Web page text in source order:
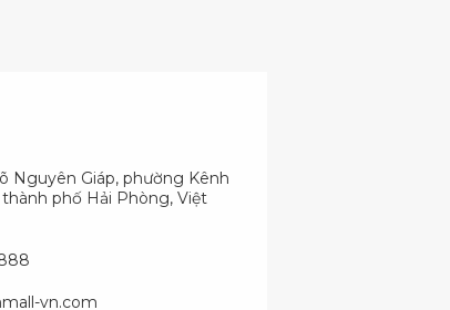
Nguyên Giáp, phường Kênh
phố Hải Phòng, Việt
vn.com